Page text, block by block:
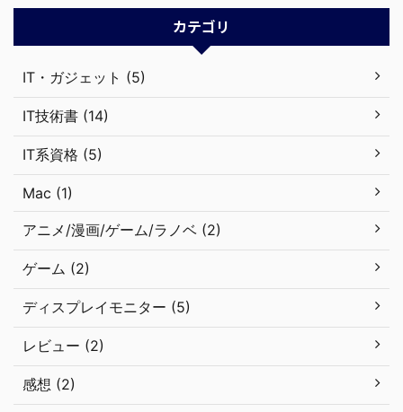
カテゴリ
IT・ガジェット (5)
IT技術書 (14)
IT系資格 (5)
Mac (1)
アニメ/漫画/ゲーム/ラノベ (2)
ゲーム (2)
ディスプレイモニター (5)
レビュー (2)
感想 (2)